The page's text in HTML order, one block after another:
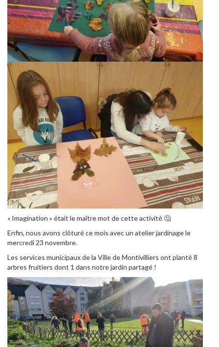
« Imagination » était le maître mot de cette activité 🤔
Enfin, nous avons clôturé ce mois avec un atelier jardinage le
mercredi 23 novembre.
Les services municipaux de la Ville de Montivilliers ont planté 8
arbres fruitiers dont 1 dans notre jardin partagé !